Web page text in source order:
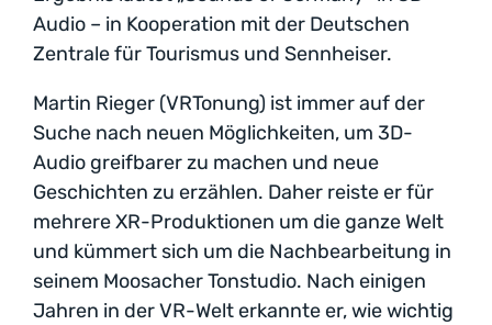
Audio – in Kooperation mit der Deutschen
Zentrale für Tourismus und Sennheiser.
Martin Rieger (VRTonung) ist immer auf der
Suche nach neuen Möglichkeiten, um 3D-
Audio greifbarer zu machen und neue
Geschichten zu erzählen. Daher reiste er für
mehrere XR-Produktionen um die ganze Welt
und kümmert sich um die Nachbearbeitung in
seinem Moosacher Tonstudio. Nach einigen
Jahren in der VR-Welt erkannte er, wie wichtig